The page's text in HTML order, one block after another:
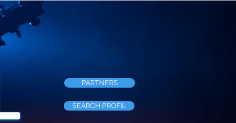
SEARCH PROFIL
PARTNERS